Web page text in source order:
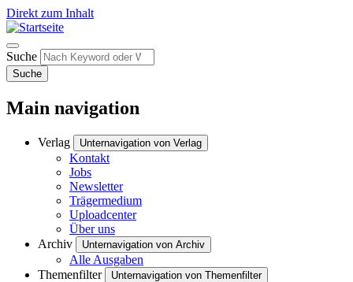
Direkt zum Inhalt
Suche
Suche
Main navigation
Verlag Unternavigation von Verlag
Kontakt
Jobs
Newsletter
Trägermedium
Uploadcenter
Über uns
Archiv
Unternavigation von Archiv
Alle Ausgaben
Themenfilter
Unternavigation von Themenfilter